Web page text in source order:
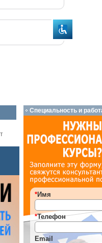
Специальность и
*Имя
*Телефон
Email